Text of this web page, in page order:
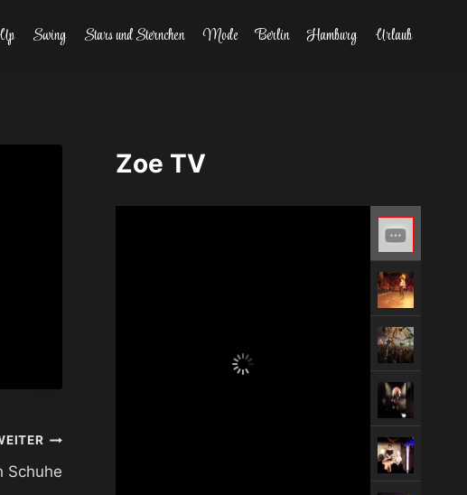
Swing Stars und Sternchen Mode Berlin Hamburg Urlaub
Schuhe
Zoe TV